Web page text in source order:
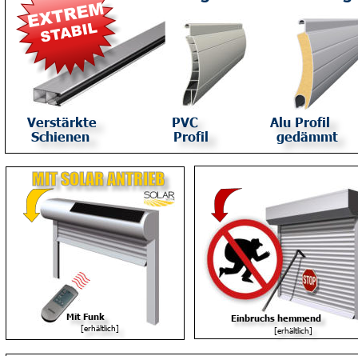
Mit Funk
      [erhältlich]
MIT SOLAR ANTRIEB
Einbruchs hemmend
  [erhältlich]
Verstärkte
       PVC                  Alu Profil
  Schienen                     Profil                 gedämmt